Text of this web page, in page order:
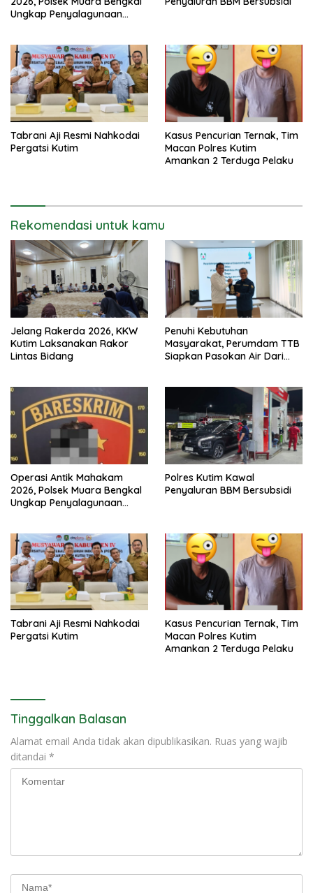
Ungkap Penyalagunaan
Tabrani Aji Resmi Nahkodai
Pergatsi Kutim
Kasus Pencurian Ternak, Tim
Macan Polres Kutim
Amankan 2 Terduga Pelaku
Rekomendasi untuk kamu
Jelang Rakerda 2026, KKW
Kutim Laksanakan Rakor
Lintas Bidang
Penuhi Kebutuhan
Masyarakat, Perumdam TTB
Siapkan Pasokan Air Dari
Operasi Antik Mahakam
2026, Polsek Muara Bengkal
Ungkap Penyalagunaan
Polres Kutim Kawal
Penyaluran BBM Bersubsidi
Tabrani Aji Resmi Nahkodai
Pergatsi Kutim
Kasus Pencurian Ternak, Tim
Macan Polres Kutim
Amankan 2 Terduga Pelaku
Tinggalkan Balasan
Alamat email Anda tidak akan dipublikasikan. Ruas yang wajib
ditandai *